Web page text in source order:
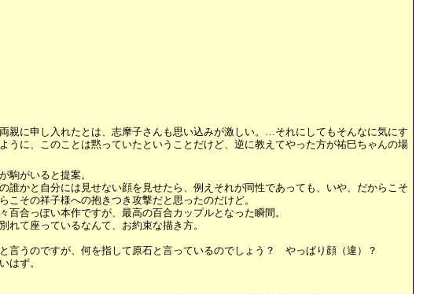
親に申し入れたとは、志摩子さんも思い込みが激しい。…それにしてもそんなに気にす
に、このことは黙っていたということだけど、逆に教えてやった方が祐巳ちゃんの場
が駒がいると提案。
かと自分には見せない顔を見せたら、例えそれが同性であっても、いや、だからこそ
その祥子様への抱きつき攻撃だと思ったのだけど。
合っぽい本作ですが、最高の百合カップルとなった瞬間。
て座っているなんて、お約束な描き方。
言うのですが、何を指して原石と言っているのでしょう？ やっぱり顔（違）？
はず。